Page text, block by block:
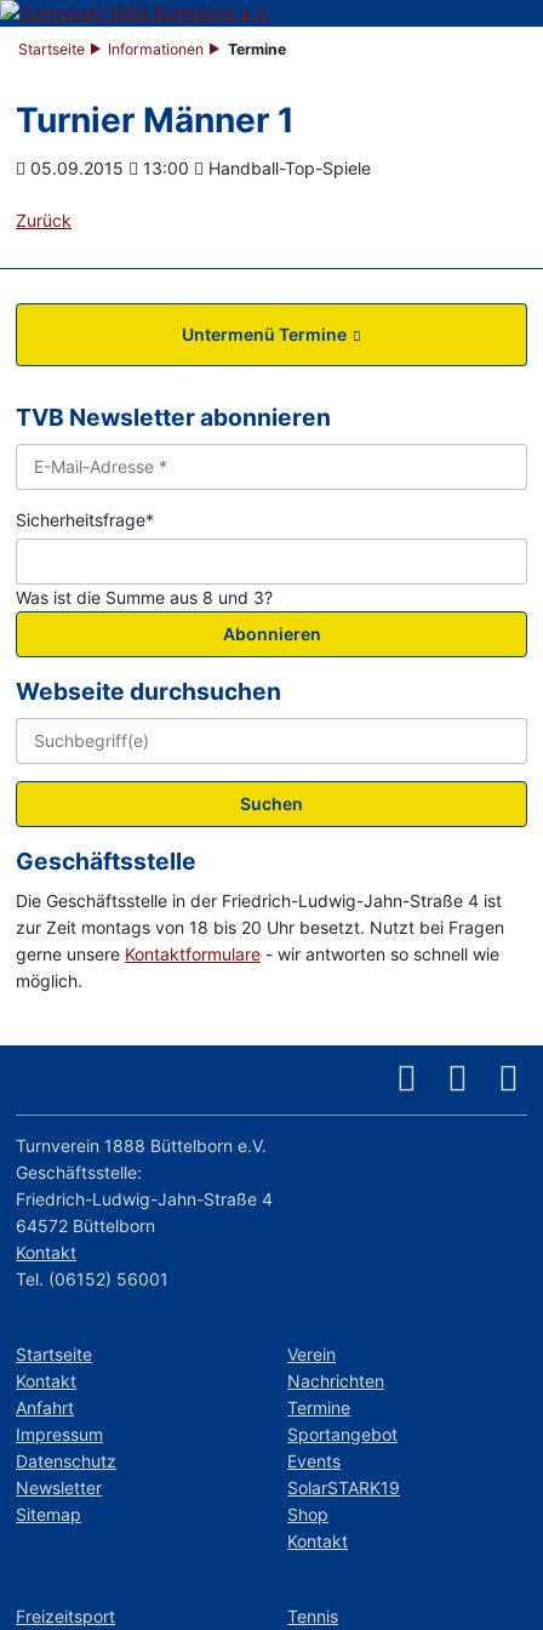
Startseite Informationen Termine
Turnier Männer 1
05.09.2015 13:00 Handball-Top-Spiele
Zurück
Untermenü Termine
TVB Newsletter abonnieren
Sicherheitsfrage*
Was ist die Summe aus 8 und 3?
Abonnieren
Webseite durchsuchen
Suchen
Geschäftsstelle
Die Geschäftsstelle in der Friedrich-Ludwig-Jahn-Straße 4 ist
zur Zeit montags von 18 bis 20 Uhr besetzt. Nutzt bei Fragen
gerne unsere Kontaktformulare - wir antworten so schnell wie
möglich.
Turnverein 1888 Büttelborn e.V.
Geschäftsstelle:
Friedrich-Ludwig-Jahn-Straße 4
64572 Büttelborn
Kontakt
Tel. (06152) 56001
Startseite
Kontakt
Anfahrt
Impressum
Datenschutz
Newsletter
Sitemap
Verein
Nachrichten
Termine
Sportangebot
Events
SolarSTARK19
Shop
Kontakt
Freizeitsport Tennis